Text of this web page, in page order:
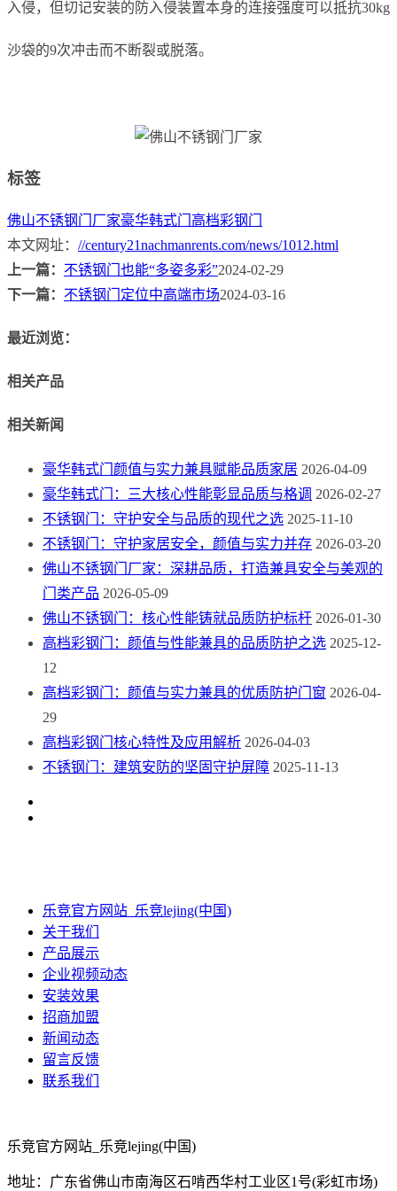
入侵，但切记安装的防入侵装置本身的连接强度可以抵抗30kg
沙袋的9次冲击而不断裂或脱落。
标签
佛山不锈钢门厂家豪华韩式门 高档彩钢门
本文网址： //century21nachmanrents.com/news/1012.html
上一篇： 不锈钢门也能“多姿多彩”2024-02-29
下一篇： 不锈钢门定位中高端市场2024-03-16
最近浏览：
相关产品
相关新闻
豪华韩式门颜值与实力兼具赋能品质家居 2026-04-09
豪华韩式门：三大核心性能彰显品质与格调 2026-02-27
不锈钢门：守护安全与品质的现代之选 2025-11-10
不锈钢门：守护家居安全，颜值与实力并存 2026-03-20
佛山不锈钢门厂家：深耕品质，打造兼具安全与美观的
门类产品 2026-05-09
佛山不锈钢门：核心性能铸就品质防护标杆 2026-01-30
高档彩钢门：颜值与性能兼具的品质防护之选 2025-12-
12
高档彩钢门：颜值与实力兼具的优质防护门窗 2026-04-
29
高档彩钢门核心特性及应用解析 2026-04-03
不锈钢门：建筑安防的坚固守护屏障 2025-11-13
乐竞官方网站_乐竞lejing(中国)
关于我们
产品展示
企业视频动态
安装效果
招商加盟
新闻动态
留言反馈
联系我们
乐竞官方网站_乐竞lejing(中国)
地址：广东省佛山市南海区石啃西华村工业区1号(彩虹市场)